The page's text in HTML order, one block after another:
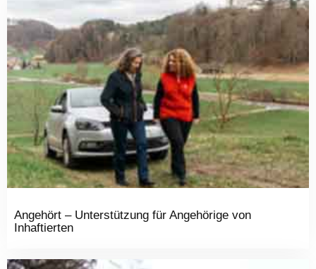
Angehört – Unterstützung für Angehörige von
Inhaftierten